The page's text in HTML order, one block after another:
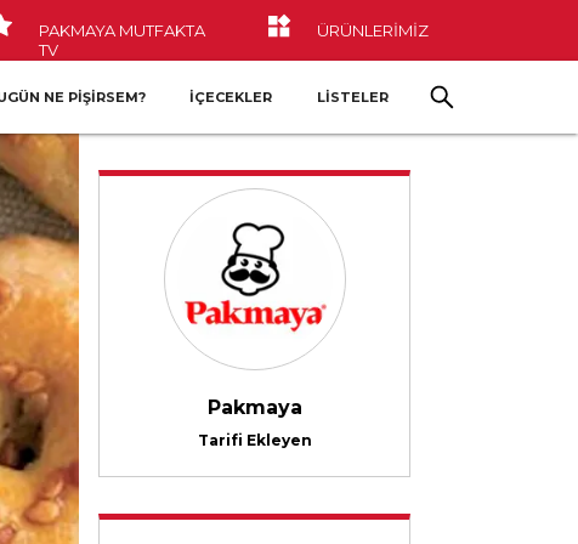
PAKMAYA MUTFAKTA
TV
ÜRÜNLERİMİZ
NE PIŞIRSEM? İÇECEKLER LİSTELER
Pakmaya
Tarifi Ekleyen